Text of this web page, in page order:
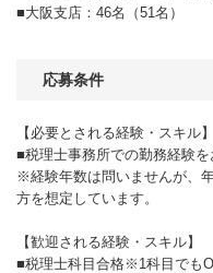
■大阪支店：46名（51名）
応募条件
【必要とされる経験・スキル】
■税理士事務所での勤務経験
※経験年数は問いませんが、
方を想定しています。
【歓迎される経験・スキル】
■税理士科目合格※1科目でも